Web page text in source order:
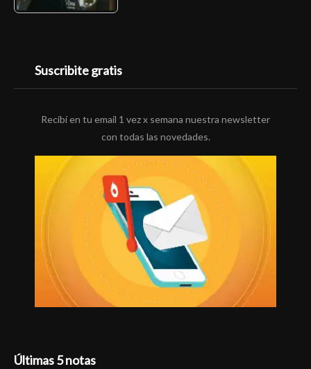
Suscribite gratis
Recibí en tu email 1 vez x semana nuestra newsletter
con todas las novedades.
Últimas 5 notas